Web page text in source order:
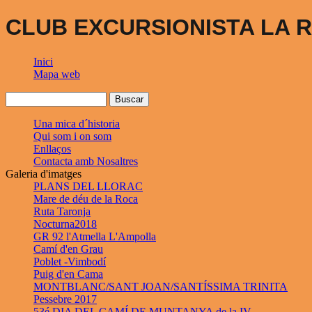
CLUB EXCURSIONISTA LA
Inici
Mapa web
Una mica d´historia
Qui som i on som
Enllaços
Contacta amb Nosaltres
Galeria d'imatges
PLANS DEL LLORAC
Mare de déu de la Roca
Ruta Taronja
Nocturna2018
GR 92 l'Atmella L'Ampolla
Camí d'en Grau
Poblet -Vimbodí
Puig d'en Cama
MONTBLANC/SANT JOAN/SANTÍSSIMA TRINITA
Pessebre 2017